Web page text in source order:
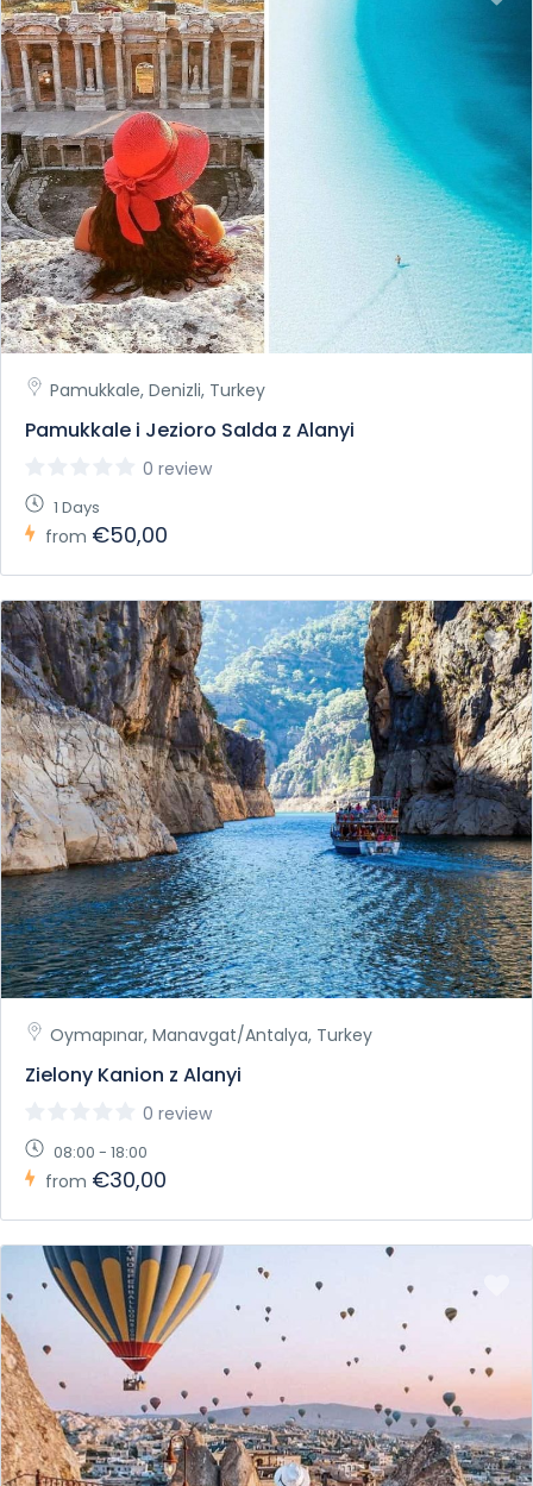
Pamukkale, Denizli, Turkey
Pamukkale i Jezioro Salda z Alanyi
0 review
1 Days
from €50,00
Oymapınar, Manavgat/Antalya, Turkey
Zielony Kanion z Alanyi
0 review
08:00 - 18:00
from €30,00